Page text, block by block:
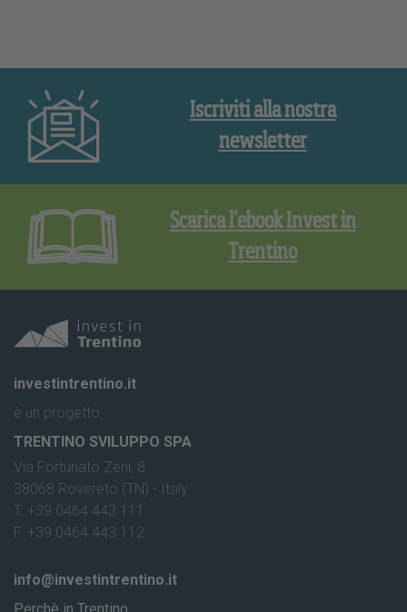
Iscriviti alla nostra
newsletter
Scarica l’ebook Invest in
Trentino
investintrentino.it
è un progetto:
TRENTINO SVILUPPO SPA
Via Fortunato Zeni, 8
38068 Rovereto (TN) - Italy
T. +39 0464 443 111
F. +39 0464 443 112
info@investintrentino.it
Perchè in Trentino